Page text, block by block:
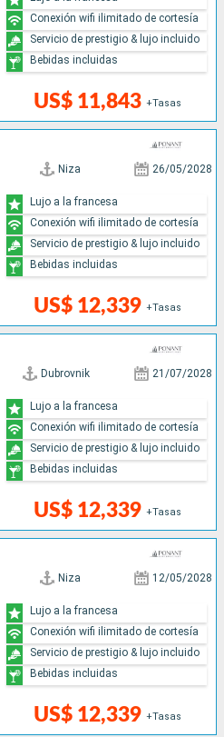
US$ 11,843 +Tasas
Conexión wifi ilimitado de cortesía
Servicio de prestigio & lujo incluido
Bebidas incluidas
Niza 26/05/2028
US$ 12,339 +Tasas
Lujo a la francesa
Conexión wifi ilimitado de cortesía
Servicio de prestigio & lujo incluido
Bebidas incluidas
Dubrovnik 21/07/2028
US$ 12,339 +Tasas
Lujo a la francesa
Conexión wifi ilimitado de cortesía
Servicio de prestigio & lujo incluido
Bebidas incluidas
Niza 12/05/2028
US$ 12,339 +Tasas
Lujo a la francesa
Conexión wifi ilimitado de cortesía
Servicio de prestigio & lujo incluido
Bebidas incluidas